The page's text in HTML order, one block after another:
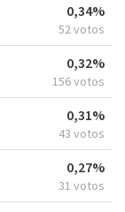
0,34%
52 votos
0,32%
156 votos
0,31%
43 votos
0,27%
31 votos